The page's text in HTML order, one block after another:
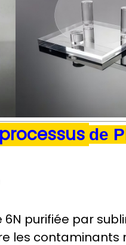
de
purifiée par
contaminants